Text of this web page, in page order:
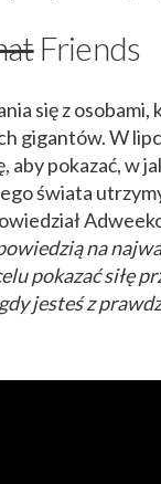
Friends
się z osobami,
gigantów. W
aby pokazać, w
świata
na
pokazać siłę
jesteś z